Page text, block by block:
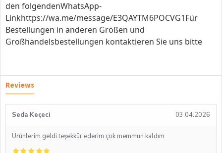
den folgendenWhatsApp-
Linkhttps://wa.me/message/E3QAYTM6POCVG1Für
Bestellungen in anderen Größen und
Großhandelsbestellungen kontaktieren Sie uns bitte
Reviews
Seda Keçeci 03.04.2026
Ürünlerim geldi teşekkür ederim çok memmun kaldım